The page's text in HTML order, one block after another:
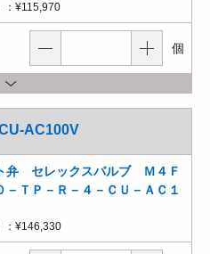
¥115,970
個
AC100V
弁 セレックスバルブ Ｍ４Ｆ
－ＴＰ－Ｒ－４－ＣＵ－ＡＣ１
¥146,330